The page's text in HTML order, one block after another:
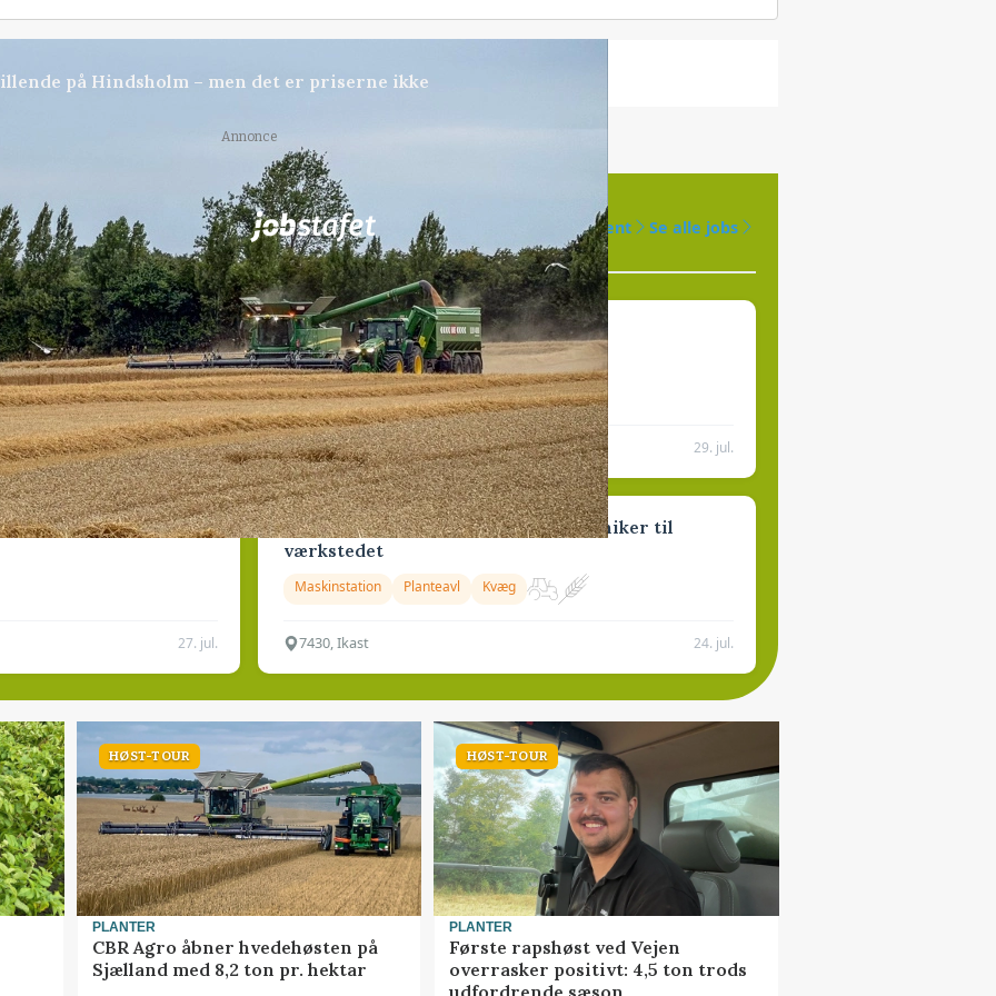
på Hindsholm – men det er priserne ikke
Annonce
i samarbejde med 24 ledige stillinger Opret agent Se alle jobs
søges
31. jul.
DanRoots søger landmands- eller
maskinførerelev til foråret 2027
Planteavl
8850, Bjerringbro 29. jul.
malkerobotter
27. jul.
Kjargaarden søger engageret mekaniker til
værkstedet
Maskinstation Planteavl Kvæg
7430, Ikast 24. jul.
HØST-TOUR
PLANTER
CBR Agro åbner hvedehøsten på
Sjælland med 8,2 ton pr. hektar
HØST-TOUR
PLANTER
Første rapshøst ved Vejen
overrasker positivt: 4,5 ton trods